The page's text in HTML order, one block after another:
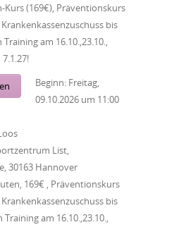
Kurs (169€), Präventionskurs
bis
Training am 16.10.,23.10.,
Beginn: Freitag,
09.10.2026 um 11:00
List,
30163 Hannover
169€ , Präventionskurs
bis
Training am 16.10.,23.10.,